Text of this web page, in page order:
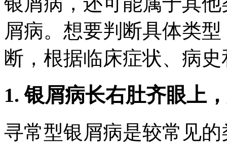
屑病。想要判断具体类
断，根据临床症状、病
1. 银屑病长右肚齐眼上
寻常型银屑病是较常见